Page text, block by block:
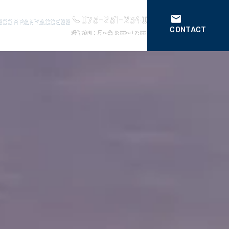
COMPANYACCESS 075-251-2340
受付時間：月～金 9:00～17:00 CONTACT
COMPANYACCESS 075-251-2340
受付時間：月～金 9:00～17:00 CONTACT